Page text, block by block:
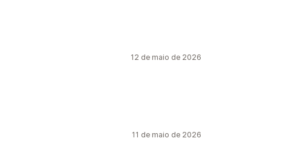
12 de maio de 2026
11 de maio de 2026